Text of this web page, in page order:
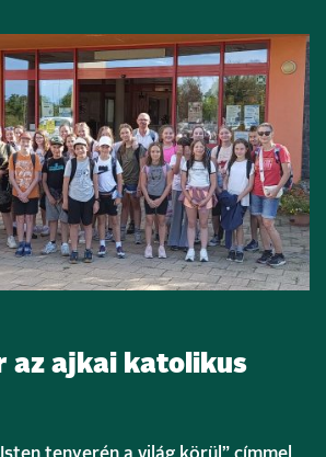
az ajkai katolikus